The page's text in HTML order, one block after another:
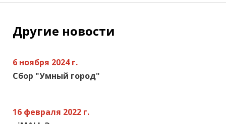
Другие новости
6 ноября 2024 г.
Сбор "Умный город"
16 февраля 2022 г.